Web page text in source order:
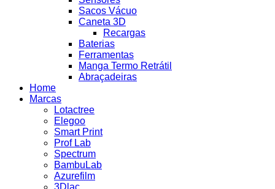
Sacos Vácuo
Caneta 3D
Recargas
Baterias
Ferramentas
Manga Termo Retrátil
Abraçadeiras
Home
Marcas
Lotactree
Elegoo
Smart Print
Prof Lab
Spectrum
BambuLab
Azurefilm